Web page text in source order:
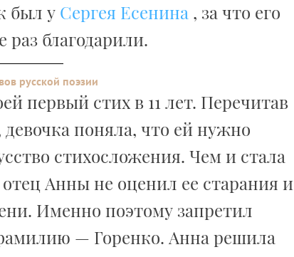
был у Сергея Есенина , за что его
раз благодарили.
русской поэзии
первый стих в 11 лет. Перечитав
девочка поняла, что ей нужно
стихосложения. Чем и стала
Анны не оценил ее старания и
Именно поэтому запретил
— Горенко. Анна решила